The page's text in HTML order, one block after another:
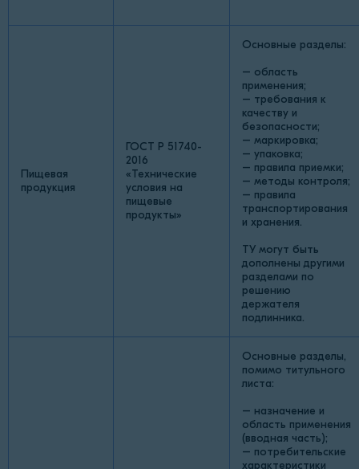
Пищевая
продукция
ГОСТ Р 51740-
2016
«Технические
условия на
пищевые
продукты»
Основные разделы:
– область
применения;
– требования к
качеству и
безопасности;
– маркировка;
– упаковка;
– правила приемки;
– методы контроля;
– правила
транспортирования
и хранения.
ТУ могут быть
дополнены другими
разделами по
решению
держателя
подлинника.
Основные разделы,
помимо титульного
листа:
– назначение и
область применения
(вводная часть);
– потребительские
характеристики